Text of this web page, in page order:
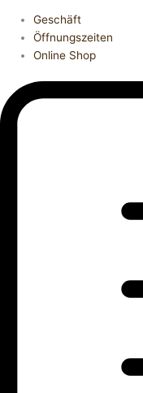
Geschäft
Öffnungszeiten
Online Shop